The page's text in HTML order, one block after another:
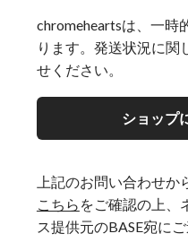
chromeheartsは、一時
ります。発送状況に関
せください。
ショップ
上記のお問い合わせか
こちら をご確認の上、
ス提供元のBASE宛にご